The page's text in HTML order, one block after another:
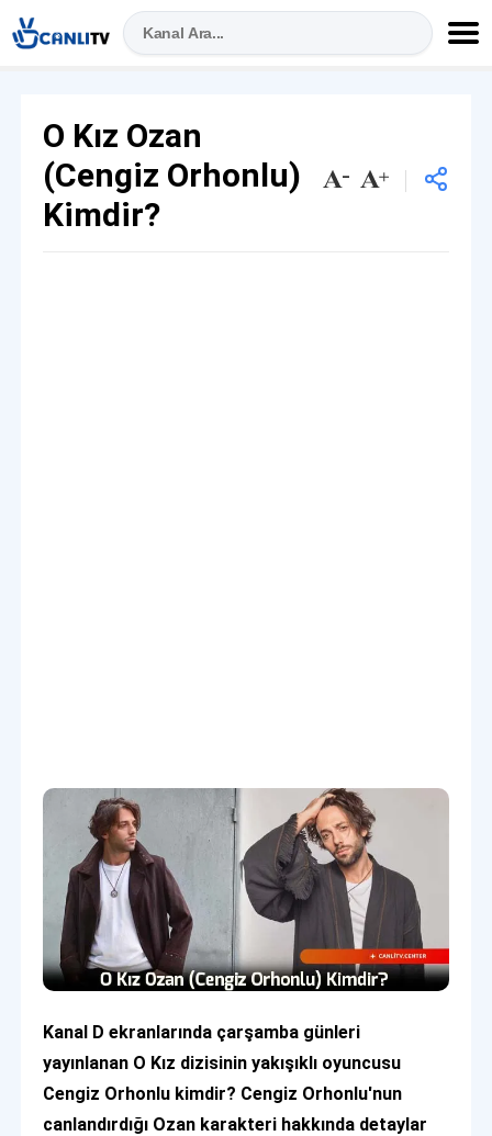
O Kız Ozan
(Cengiz Orhonlu)
Kimdir?
Kanal D ekranlarında çarşamba günleri
yayınlanan O Kız dizisinin yakışıklı oyuncusu
Cengiz Orhonlu kimdir? Cengiz Orhonlu'nun
canlandırdığı Ozan karakteri hakkında detaylar